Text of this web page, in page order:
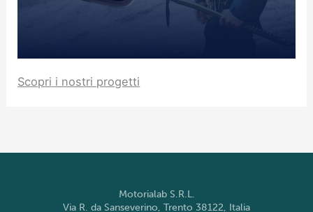
Scopri i nostri progetti
Motorialab S.R.L.
Via R. da Sanseverino, Trento 38122, Italia